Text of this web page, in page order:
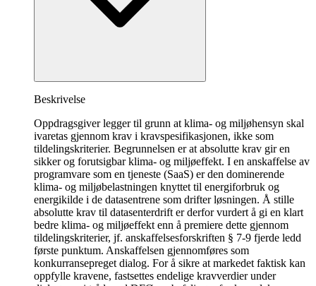
Beskrivelse
Oppdragsgiver legger til grunn at klima- og miljøhensyn skal
ivaretas gjennom krav i kravspesifikasjonen, ikke som
tildelingskriterier. Begrunnelsen er at absolutte krav gir en
sikker og forutsigbar klima- og miljøeffekt. I en anskaffelse av
programvare som en tjeneste (SaaS) er den dominerende
klima- og miljøbelastningen knyttet til energiforbruk og
energikilde i de datasentrene som drifter løsningen. Å stille
absolutte krav til datasenterdrift er derfor vurdert å gi en klart
bedre klima- og miljøeffekt enn å premiere dette gjennom
tildelingskriterier, jf. anskaffelsesforskriften § 7-9 fjerde ledd
første punktum. Anskaffelsen gjennomføres som
konkurransepreget dialog. For å sikre at markedet faktisk kan
oppfylle kravene, fastsettes endelige kravverdier under